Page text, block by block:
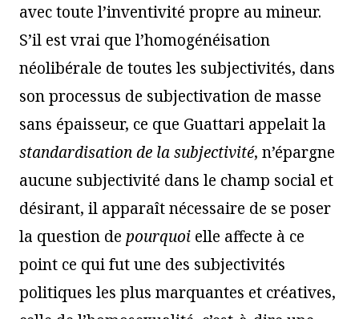
avec toute l’inventivité propre au mineur.
S’il est vrai que l’homogénéisation
néolibérale de toutes les subjectivités, dans
son processus de subjectivation de masse
sans épaisseur, ce que Guattari appelait la
standardisation de la subjectivité, n’épargne
aucune subjectivité dans le champ social et
désirant, il apparaît nécessaire de se poser
la question de pourquoi elle affecte à ce
point ce qui fut une des subjectivités
politiques les plus marquantes et créatives,